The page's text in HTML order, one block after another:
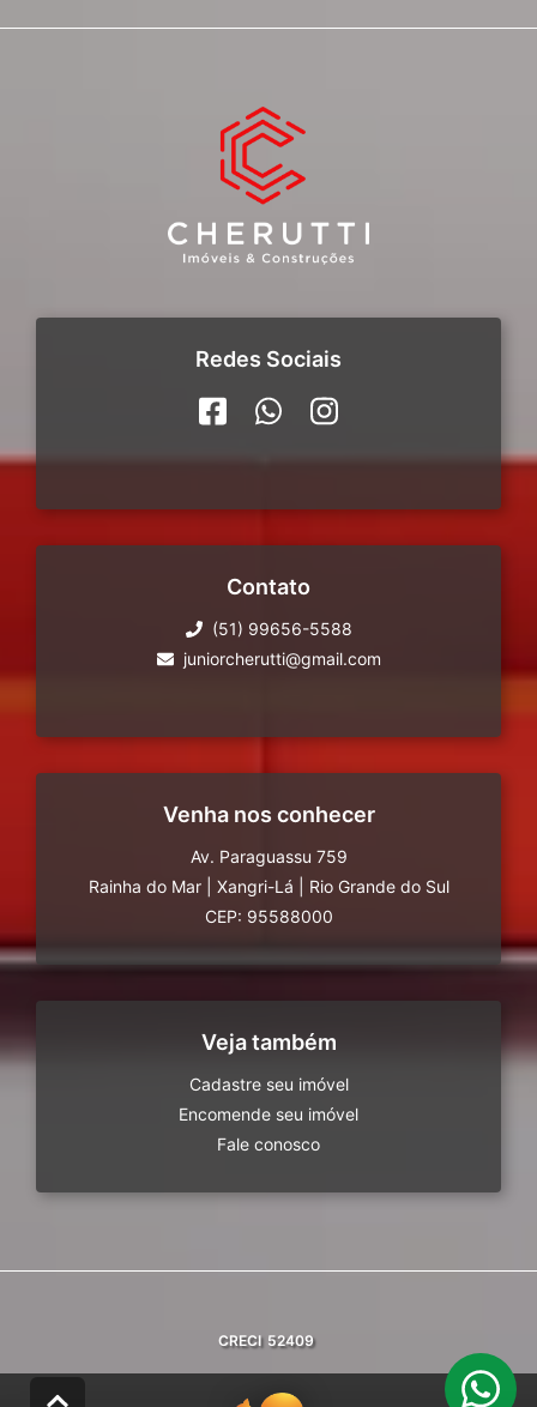
Redes Sociais
Contato
(51) 99656-5588
juniorcherutti@gmail.com
Venha nos conhecer
Av. Paraguassu 759
Rainha do Mar
Xangri-Lá
Rio Grande do Sul
CEP: 95588000
Veja também
Cadastre seu imóvel
Encomende seu imóvel
Fale conosco
CRECI 52409